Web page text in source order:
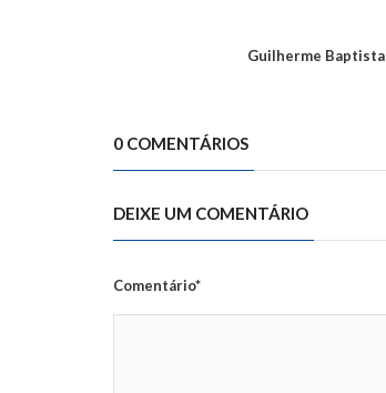
Guilherme Baptista
0 COMENTÁRIOS
DEIXE UM COMENTÁRIO
Comentário*